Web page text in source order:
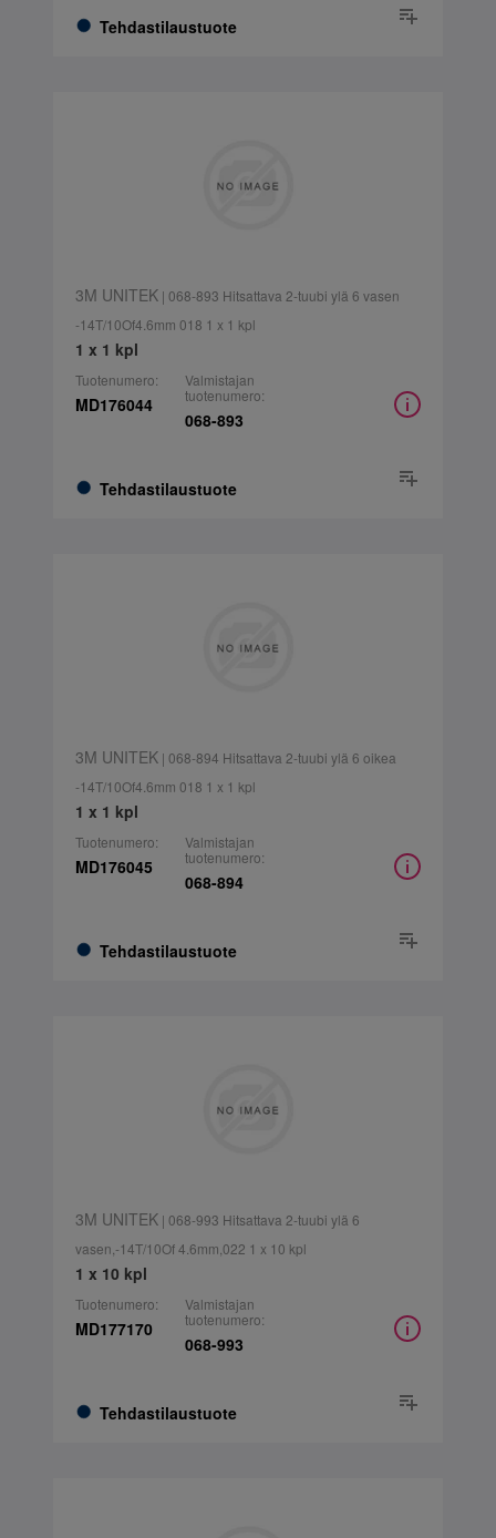
Tehdastilaustuote
3M UNITEK| 068-893 Hitsattava 2-tuubi ylä 6 vasen
-14T/10Of4.6mm 018 1 x 1 kpl
1 x 1 kpl
Tuotenumero:
MD176044
Tehdastilaustuote
Valmistajan
tuotenumero:
068-893
3M UNITEK| 068-894 Hitsattava 2-tuubi ylä 6 oikea
-14T/10Of4.6mm 018 1 x 1 kpl
1 x 1 kpl
Tuotenumero:
MD176045
Tehdastilaustuote
Valmistajan
tuotenumero:
068-894
3M UNITEK| 068-993 Hitsattava 2-tuubi ylä 6
vasen,-14T/10Of 4.6mm,022 1 x 10 kpl
1 x 10 kpl
Tuotenumero:
MD177170
Tehdastilaustuote
Valmistajan
tuotenumero:
068-993